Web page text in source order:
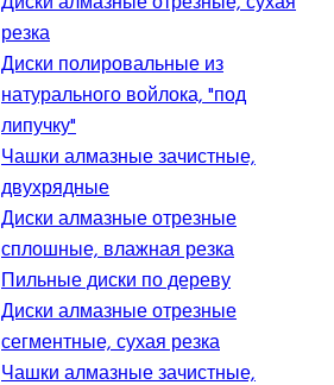
резка
Диски полировальные из
натурального войлока, "под
липучку"
Чашки алмазные зачистные,
двухрядные
Диски алмазные отрезные
сплошные, влажная резка
Пильные диски по дереву
Диски алмазные отрезные
сегментные, сухая резка
Чашки алмазные зачистные,